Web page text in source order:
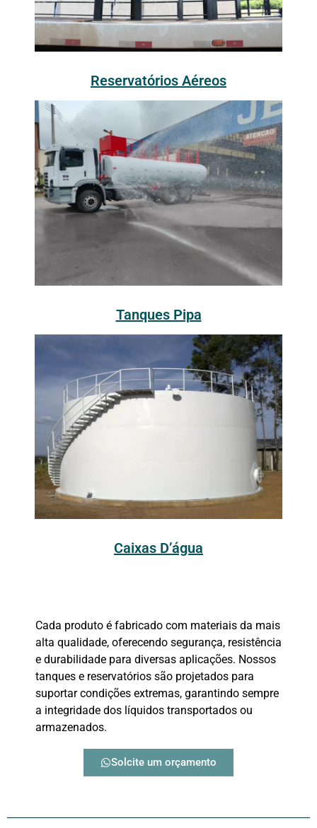
Reservatórios Aéreos
Tanques Pipa
Caixas D’água
Cada produto é fabricado com materiais da mais
alta qualidade, oferecendo segurança, resistência
e durabilidade para diversas aplicações. Nossos
tanques e reservatórios são projetados para
suportar condições extremas, garantindo sempre
a integridade dos líquidos transportados ou
armazenados.
Solcite um orçamento